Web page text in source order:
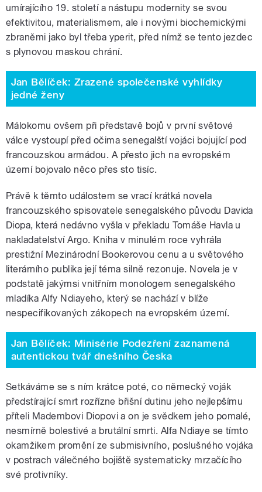
umírajícího 19. století a nástupu modernity se svou
efektivitou, materialismem, ale i novými biochemickými
zbraněmi jako byl třeba yperit, před nímž se tento jezdec
s plynovou maskou chrání.
Jan Bělíček: Zrazené společenské vyhlídky
jedné ženy
Málokomu ovšem při představě bojů v první světové
válce vystoupí před očima senegalští vojáci bojující pod
francouzskou armádou. A přesto jich na evropském
území bojovalo něco přes sto tisíc.
Právě k těmto událostem se vrací krátká novela
francouzského spisovatele senegalského původu Davida
Diopa, která nedávno vyšla v překladu Tomáše Havla u
nakladatelství Argo. Kniha v minulém roce vyhrála
prestižní Mezinárodní Bookerovou cenu a u světového
literárního publika její téma silně rezonuje. Novela je v
podstatě jakýmsi vnitřním monologem senegalského
mladíka Alfy Ndiayeho, který se nachází v blíže
nespecifikovaných zákopech na evropském území.
Jan Bělíček: Minisérie Podezření zaznamená
autentickou tvář dnešního Česka
Setkáváme se s ním krátce poté, co německý voják
předstírající smrt rozřízne břišní dutinu jeho nejlepšímu
příteli Madembovi Diopovi a on je svědkem jeho pomalé,
nesmírně bolestivé a brutální smrti. Alfa Ndiaye se tímto
okamžikem promění ze submisivního, poslušného vojáka
v postrach válečného bojiště systematicky mrzačícího
své protivníky.